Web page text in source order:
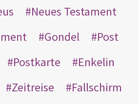
Neues Testament
Gondel
Post
Postkarte
Enkelin
Zeitreise
Fallschirm